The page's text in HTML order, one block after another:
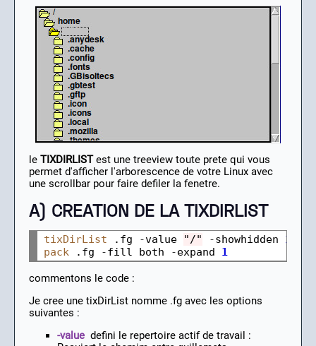
le TIXDIRLISTest une treeview toute prete qui vous
permet d'afficher l'arborescence de votre Linux avec
une scrollbar pour faire defiler la fenetre.
A) CREATION DE LA TIXDIRLIST
tixDirList .fg -value "/" -showhidden 1
pack .fg -fill both -expand 1
commentons le code :
Je cree une tixDirList nomme .fg avec les options
suivantes :
-value defini le repertoire actif de travail :